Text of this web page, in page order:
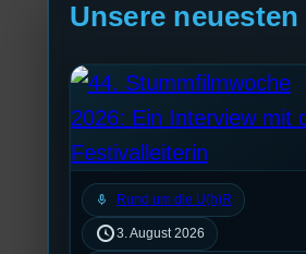
Unsere
mic Rund um die U(h)R
3. August 2026